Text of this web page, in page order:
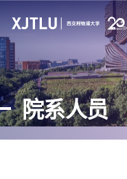
教学
招生
院系人员